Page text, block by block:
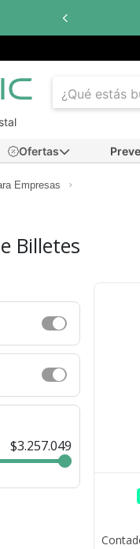
Ofertas
Empresas
Billetes
$3.257.049